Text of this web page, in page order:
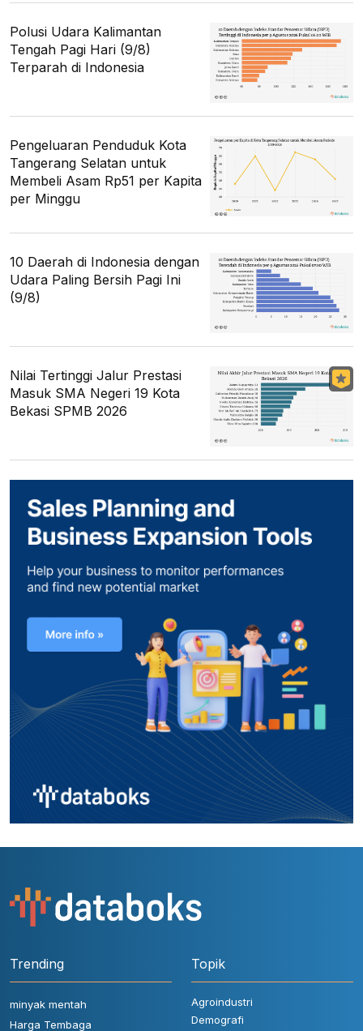
Polusi Udara Kalimantan
Tengah Pagi Hari (9/8)
Terparah di Indonesia
Pengeluaran Penduduk Kota
Tangerang Selatan untuk
Membeli Asam Rp51 per Kapita
per Minggu
10 Daerah di Indonesia dengan
Udara Paling Bersih Pagi Ini
(9/8)
Nilai Tertinggi Jalur Prestasi
Masuk SMA Negeri 19 Kota
Bekasi SPMB 2026
Trending
minyak mentah
Harga Tembaga
Topik
Agroindustri
Demografi